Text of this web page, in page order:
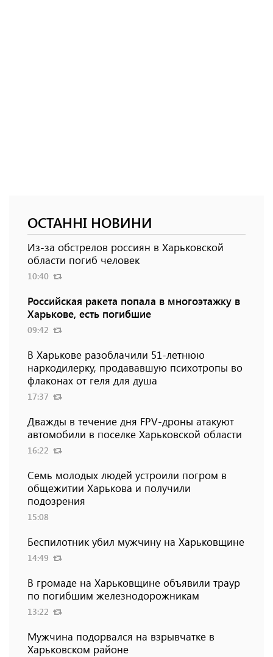
ОСТАННІ НОВИНИ
Из-за обстрелов россиян в Харьковской
области погиб человек
10:40
Российская ракета попала в многоэтажку в
Харькове, есть погибшие
09:42
В Харькове разоблачили 51-летнюю
наркодилерку, продававшую психотропы во
флаконах от геля для душа
17:37
Дважды в течение дня FPV-дроны атакуют
автомобили в поселке Харьковской области
16:22
Семь молодых людей устроили погром в
общежитии Харькова и получили
подозрения
15:08
Беспилотник убил мужчину на Харьковщине
14:49
В громаде на Харьковщине объявили траур
по погибшим железнодорожникам
13:22
Мужчина подорвался на взрывчатке в
Харьковском районе